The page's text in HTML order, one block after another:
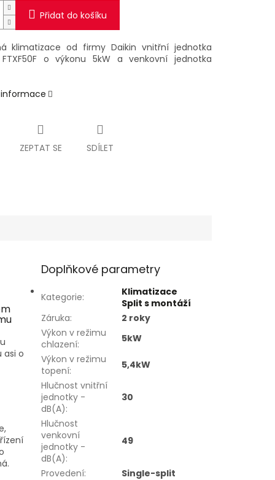
Přidat do košíku
klimatizace od firmy Daikin vnitřní jednotka
o výkonu 5kW a venkovní jednotka
ZEPTAT SE SDÍLET
asi o
Doplňkové parametry
Kategorie:
Klimatizace
Split s montáží
Záruka:
2 roky
Výkon v režimu
chlazení:
5kW
Výkon v režimu
topení:
5,4kW
Hlučnost vnitřní
jednotky -
dB(A):
30
Hlučnost
venkovní
jednotky -
dB(A):
49
Provedení:
Single-split